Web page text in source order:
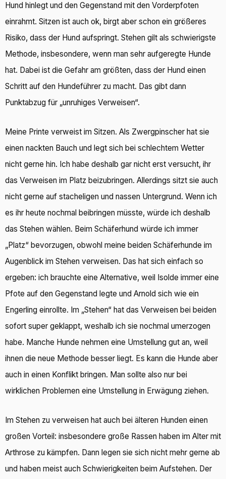
Hund hinlegt und den Gegenstand mit den Vorderpfoten
einrahmt. Sitzen ist auch ok, birgt aber schon ein größeres
Risiko, dass der Hund aufspringt. Stehen gilt als schwierigste
Methode, insbesondere, wenn man sehr aufgeregte Hunde
hat. Dabei ist die Gefahr am größten, dass der Hund einen
Schritt auf den Hundeführer zu macht. Das gibt dann
Punktabzug für „unruhiges Verweisen“.
Meine Printe verweist im Sitzen. Als Zwergpinscher hat sie
einen nackten Bauch und legt sich bei schlechtem Wetter
nicht gerne hin. Ich habe deshalb gar nicht erst versucht, ihr
das Verweisen im Platz beizubringen. Allerdings sitzt sie auch
nicht gerne auf stacheligen und nassen Untergrund. Wenn ich
es ihr heute nochmal beibringen müsste, würde ich deshalb
das Stehen wählen. Beim Schäferhund würde ich immer
„Platz“ bevorzugen, obwohl meine beiden Schäferhunde im
Augenblick im Stehen verweisen. Das hat sich einfach so
ergeben: ich brauchte eine Alternative, weil Isolde immer eine
Pfote auf den Gegenstand legte und Arnold sich wie ein
Engerling einrollte. Im „Stehen“ hat das Verweisen bei beiden
sofort super geklappt, weshalb ich sie nochmal umerzogen
habe. Manche Hunde nehmen eine Umstellung gut an, weil
ihnen die neue Methode besser liegt. Es kann die Hunde aber
auch in einen Konflikt bringen. Man sollte also nur bei
wirklichen Problemen eine Umstellung in Erwägung ziehen.
Im Stehen zu verweisen hat auch bei älteren Hunden einen
großen Vorteil: insbesondere große Rassen haben im Alter mit
Arthrose zu kämpfen. Dann legen sie sich nicht mehr gerne ab
und haben meist auch Schwierigkeiten beim Aufstehen. Der